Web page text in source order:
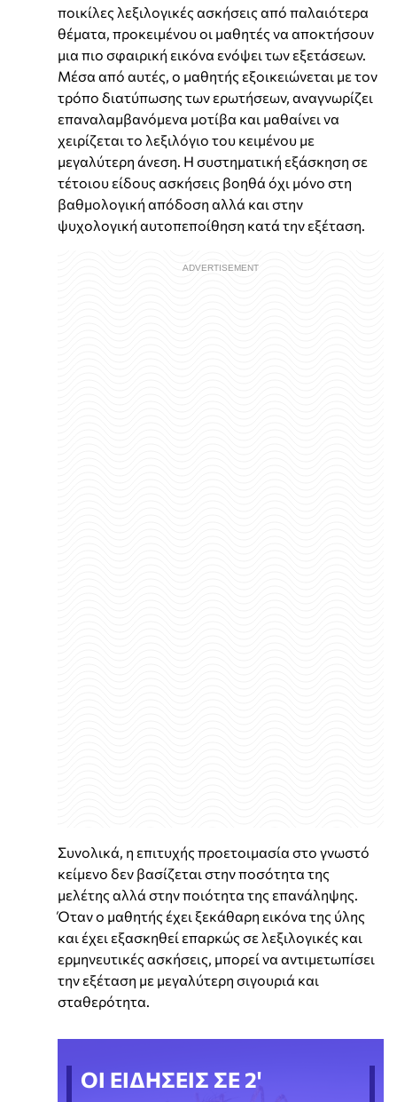
ποικίλες λεξιλογικές ασκήσεις από παλαιότερα
θέματα, προκειμένου οι μαθητές να αποκτήσουν
μια πιο σφαιρική εικόνα ενόψει των εξετάσεων.
Μέσα από αυτές, ο μαθητής εξοικειώνεται με τον
τρόπο διατύπωσης των ερωτήσεων, αναγνωρίζει
επαναλαμβανόμενα μοτίβα και μαθαίνει να
χειρίζεται το λεξιλόγιο του κειμένου με
μεγαλύτερη άνεση. Η συστηματική εξάσκηση σε
τέτοιου είδους ασκήσεις βοηθά όχι μόνο στη
βαθμολογική απόδοση αλλά και στην
ψυχολογική αυτοπεποίθηση κατά την εξέταση.
Συνολικά, η επιτυχής προετοιμασία στο γνωστό
κείμενο δεν βασίζεται στην ποσότητα της
μελέτης αλλά στην ποιότητα της επανάληψης.
Όταν ο μαθητής έχει ξεκάθαρη εικόνα της ύλης
και έχει εξασκηθεί επαρκώς σε λεξιλογικές και
ερμηνευτικές ασκήσεις, μπορεί να αντιμετωπίσει
την εξέταση με μεγαλύτερη σιγουριά και
σταθερότητα.
ΟΙ ΕΙΔΗΣΕΙΣ ΣΕ 2'